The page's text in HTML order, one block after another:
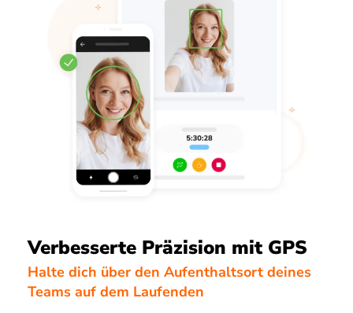
Verbesserte Präzision mit GPS
Halte dich über den Aufenthaltsort deines
Teams auf dem Laufenden